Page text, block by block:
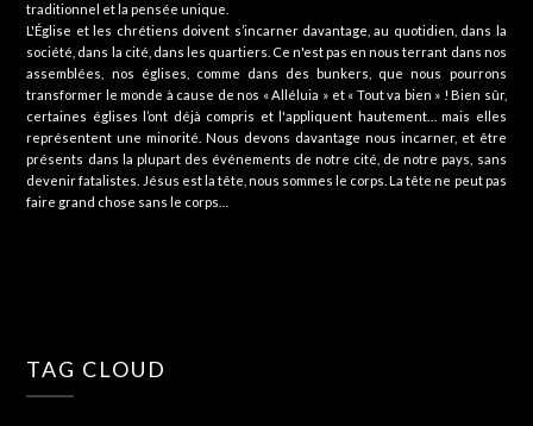
traditionnel et la pensée unique.
L'Église et les chrétiens doivent s’incarner davantage, au quotidien, dans la
société, dans la cité, dans les quartiers. Ce n'est pas en nous terrant dans nos
assemblées, nos églises, comme dans des bunkers, que nous pourrons
transformer le monde à cause de nos « Alléluia » et « Tout va bien » ! Bien sûr,
certaines églises l’ont déjà compris et l'appliquent hautement… mais elles
représentent une minorité. Nous devons davantage nous incarner, et être
présents dans la plupart des événements de notre cité, de notre pays, sans
devenir fatalistes. Jésus est la tête, nous sommes le corps. La tête ne peut pas
faire grand chose sans le corps…
TAG CLOUD